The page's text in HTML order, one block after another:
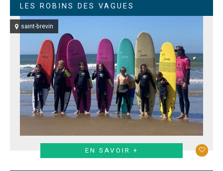
LES ROBINS DES VAGUES
saint-brevin
EN SAVOIR +